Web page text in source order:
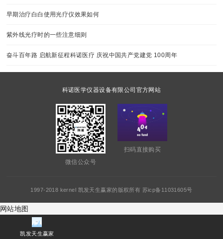
凯发天生赢家
早期治疗白白使用光疗仪效果如何
紫外线光疗时的一些注意细则
奋斗百年路 启航新征程科诺医疗 庆祝中国共产党建党 100周年
科诺医学仪器设备有限公司官方网站
微信公众号
扫码直接购买
1997-2018 kernel 凯发天生赢家的版权所有 苏icp备11031605号
网站地图